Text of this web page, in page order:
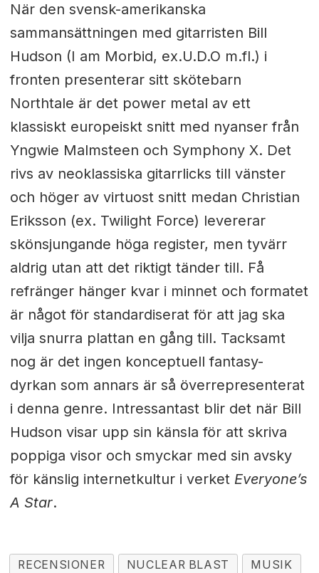
När den svensk-amerikanska
sammansättningen med gitarristen Bill
Hudson (I am Morbid, ex.U.D.O m.fl.) i
fronten presenterar sitt skötebarn
Northtale är det power metal av ett
klassiskt europeiskt snitt med nyanser från
Yngwie Malmsteen och Symphony X. Det
rivs av neoklassiska gitarrlicks till vänster
och höger av virtuost snitt medan Christian
Eriksson (ex. Twilight Force) levererar
skönsjungande höga register, men tyvärr
aldrig utan att det riktigt tänder till. Få
refränger hänger kvar i minnet och formatet
är något för standardiserat för att jag ska
vilja snurra plattan en gång till. Tacksamt
nog är det ingen konceptuell fantasy-
dyrkan som annars är så överrepresenterat
i denna genre. Intressantast blir det när Bill
Hudson visar upp sin känsla för att skriva
poppiga visor och smyckar med sin avsky
för känslig internetkultur i verket Everyone’s
A Star.
RECENSIONER NUCLEAR BLAST
MUSIK